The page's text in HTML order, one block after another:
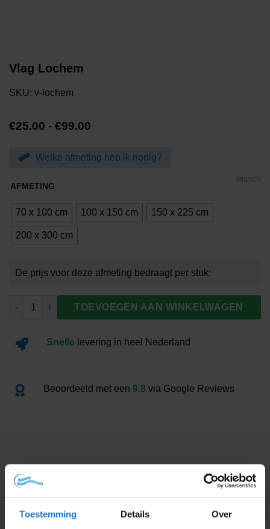
Toestemming Details Over
Vlag Lochem
SKU: v-lochem
€25.00 - €99.00
€99.00
Welke afmeting heb ik nodig?
AFMETING
70 x 100 cm 100 x 150 cm 150 x 225 cm
200 x 300 cm
Vlag Lochem aantal
TOEVOEGEN AAN WINKELWAGEN
Snelle levering in heel Nederland
Beoordeeld met een 9.8 via Google Reviews
Dit vind je misschien ook interessant
Productspecificaties